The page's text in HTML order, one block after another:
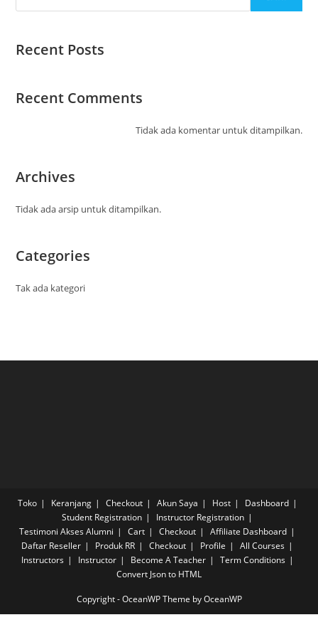
Recent Posts
Recent Comments
Tidak ada komentar untuk ditampilkan.
Archives
Tidak ada arsip untuk ditampilkan.
Categories
Tak ada kategori
Toko Keranjang Checkout Akun Saya Host
Dashboard
Student Registration
Instructor Registration
Testimoni Akses Alumni
Cart Checkout
Affiliate Dashboard
Daftar Reseller
Produk RR Checkout Profile
All Courses
Instructors
Instructor Become A Teacher
Term Conditions
Convert Json to HTML
Copyright - OceanWP Theme by OceanWP